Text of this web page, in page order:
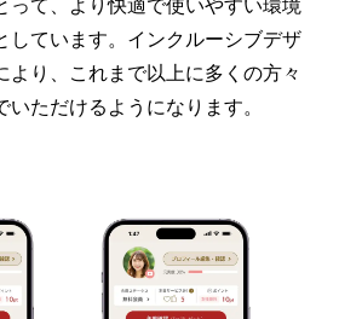
って、より快適で使いやすい環境
しています。インクルーシブデザ
より、これまで以上に多くの方々
ただけるようになります。